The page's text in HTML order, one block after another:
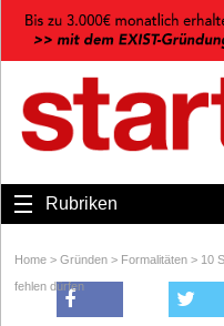
Rubriken
Home > Gründen > Formalitäten > 10
fehlen dürfen